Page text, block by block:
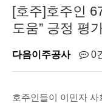
[호주]호주인
도움” 긍정 평
다음이주공사 0
호주인들이 이민자